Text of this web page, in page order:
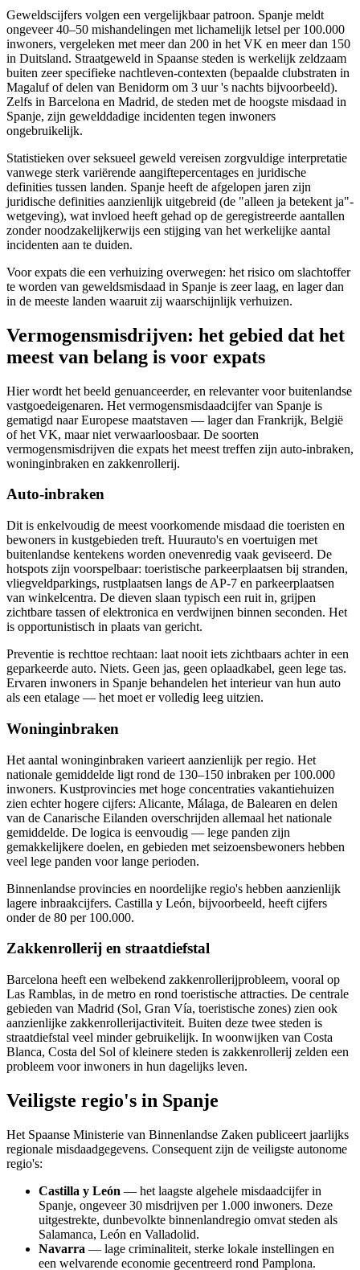
Geweldscijfers volgen een vergelijkbaar patroon. Spanje meldt
ongeveer 40–50 mishandelingen met lichamelijk letsel per 100.000
inwoners, vergeleken met meer dan 200 in het VK en meer dan 150
in Duitsland. Straatgeweld in Spaanse steden is werkelijk zeldzaam
buiten zeer specifieke nachtleven-contexten (bepaalde clubstraten in
Magaluf of delen van Benidorm om 3 uur 's nachts bijvoorbeeld).
Zelfs in Barcelona en Madrid, de steden met de hoogste misdaad in
Spanje, zijn gewelddadige incidenten tegen inwoners
ongebruikelijk.
Statistieken over seksueel geweld vereisen zorgvuldige interpretatie
vanwege sterk variërende aangiftepercentages en juridische
definities tussen landen. Spanje heeft de afgelopen jaren zijn
juridische definities aanzienlijk uitgebreid (de "alleen ja betekent ja"-
wetgeving), wat invloed heeft gehad op de geregistreerde aantallen
zonder noodzakelijkerwijs een stijging van het werkelijke aantal
incidenten aan te duiden.
Voor expats die een verhuizing overwegen: het risico om slachtoffer
te worden van geweldsmisdaad in Spanje is zeer laag, en lager dan
in de meeste landen waaruit zij waarschijnlijk verhuizen.
Vermogensmisdrijven: het gebied dat het
meest van belang is voor expats
Hier wordt het beeld genuanceerder, en relevanter voor buitenlandse
vastgoedeigenaren. Het vermogensmisdaadcijfer van Spanje is
gematigd naar Europese maatstaven — lager dan Frankrijk, België
of het VK, maar niet verwaarloosbaar. De soorten
vermogensmisdrijven die expats het meest treffen zijn auto-inbraken,
woninginbraken en zakkenrollerij.
Auto-inbraken
Dit is enkelvoudig de meest voorkomende misdaad die toeristen en
bewoners in kustgebieden treft. Huurauto's en voertuigen met
buitenlandse kentekens worden onevenredig vaak geviseerd. De
hotspots zijn voorspelbaar: toeristische parkeerplaatsen bij stranden,
vliegveldparkings, rustplaatsen langs de AP-7 en parkeerplaatsen
van winkelcentra. De dieven slaan typisch een ruit in, grijpen
zichtbare tassen of elektronica en verdwijnen binnen seconden. Het
is opportunistisch in plaats van gericht.
Preventie is rechttoe rechtaan: laat nooit iets zichtbaars achter in een
geparkeerde auto. Niets. Geen jas, geen oplaadkabel, geen lege tas.
Ervaren inwoners in Spanje behandelen het interieur van hun auto
als een etalage — het moet er volledig leeg uitzien.
Woninginbraken
Het aantal woninginbraken varieert aanzienlijk per regio. Het
nationale gemiddelde ligt rond de 130–150 inbraken per 100.000
inwoners. Kustprovincies met hoge concentraties vakantiehuizen
zien echter hogere cijfers: Alicante, Málaga, de Balearen en delen
van de Canarische Eilanden overschrijden allemaal het nationale
gemiddelde. De logica is eenvoudig — lege panden zijn
gemakkelijkere doelen, en gebieden met seizoensbewoners hebben
veel lege panden voor lange perioden.
Binnenlandse provincies en noordelijke regio's hebben aanzienlijk
lagere inbraakcijfers. Castilla y León, bijvoorbeeld, heeft cijfers
onder de 80 per 100.000.
Zakkenrollerij en straatdiefstal
Barcelona heeft een welbekend zakkenrollerijprobleem, vooral op
Las Ramblas, in de metro en rond toeristische attracties. De centrale
gebieden van Madrid (Sol, Gran Vía, toeristische zones) zien ook
aanzienlijke zakkenrollerijactiviteit. Buiten deze twee steden is
straatdiefstal veel minder gebruikelijk. In woonwijken van Costa
Blanca, Costa del Sol of kleinere steden is zakkenrollerij zelden een
probleem voor inwoners in hun dagelijks leven.
Veiligste regio's in Spanje
Het Spaanse Ministerie van Binnenlandse Zaken publiceert jaarlijks
regionale misdaadgegevens. Consequent zijn de veiligste autonome
regio's:
Castilla y León — het laagste algehele misdaadcijfer in
Spanje, ongeveer 30 misdrijven per 1.000 inwoners. Deze
uitgestrekte, dunbevolkte binnenlandregio omvat steden als
Salamanca, León en Valladolid.
Navarra — lage criminaliteit, sterke lokale instellingen en
een welvarende economie gecentreerd rond Pamplona.